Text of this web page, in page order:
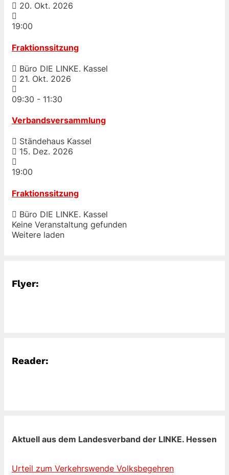
20. Okt. 2026
19:00
Fraktionssitzung
Büro DIE LINKE. Kassel
21. Okt. 2026
09:30 - 11:30
Verbandsversammlung
Ständehaus Kassel
15. Dez. 2026
19:00
Fraktionssitzung
Büro DIE LINKE. Kassel
Keine Veranstaltung gefunden
Weitere laden
Flyer:
Reader:
Aktuell aus dem Landesverband der LINKE. Hessen
Urteil zum Verkehrswende Volksbegehren